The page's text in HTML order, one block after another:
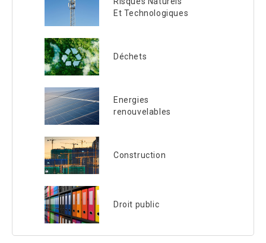
Et Technologiques
Déchets
Energies
renouvelables
Construction
Droit public